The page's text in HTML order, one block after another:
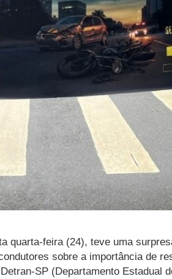
quarta-feira (24), teve uma
sobre a importância de
SP (Departamento Estadual